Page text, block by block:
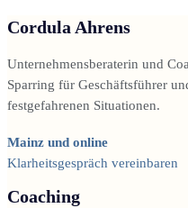
Cordula Ahrens
Unternehmensberaterin und
Sparring für Geschäftsführer
festgefahrenen Situationen.
Mainz und online
Klarheitsgespräch vereinbaren
Coaching